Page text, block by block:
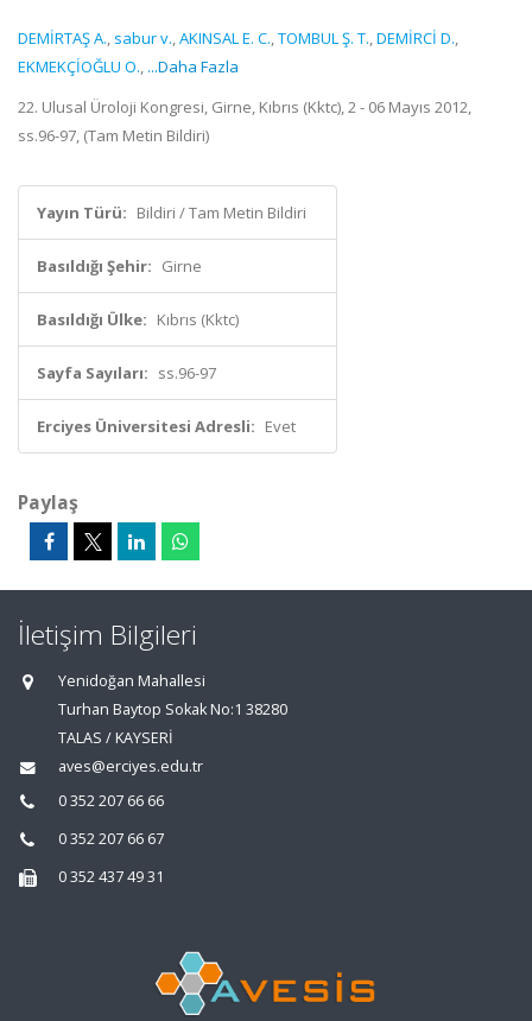
DEMİRTAŞ A., sabur v.,AKINSAL E. C.,TOMBUL Ş. T.,DEMİRCİ D.,
EKMEKÇİOĞLU O., ...Daha Fazla
22. Ulusal Üroloji Kongresi, Girne, Kıbrıs (Kktc), 2 - 06 Mayıs 2012,
ss.96-97, (Tam Metin Bildiri)
Yayın Türü: Bildiri / Tam Metin Bildiri
Basıldığı Şehir: Girne
Basıldığı Ülke: Kıbrıs (Kktc)
Sayfa Sayıları: ss.96-97
Erciyes Üniversitesi Adresli: Evet
Paylaş
İletişim Bilgileri
Yenidoğan Mahallesi
Turhan Baytop Sokak No:1 38280
TALAS / KAYSERİ
aves@erciyes.edu.tr
0 352 207 66 66
0 352 207 66 67
0 352 437 49 31